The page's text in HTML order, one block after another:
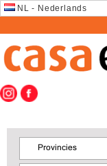
NL - Nederlands
Provincies